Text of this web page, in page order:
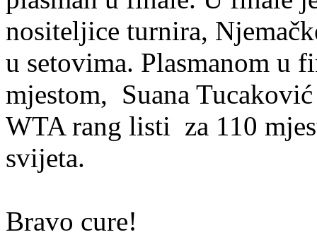
nositeljice turnira,
u setovima. Plasmanom u
mjestom, Suana
WTA rang listi za 110
svijeta.
Bravo cure!